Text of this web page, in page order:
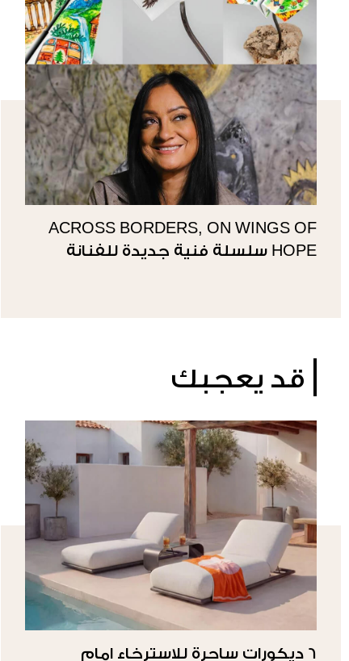
ACROSS BORDERS, ON WINGS OF
HOPE سلسلة فنية جديدة للفنانة
قد يعجبك
6 ديكورات ساحرة للاسترخاء امام